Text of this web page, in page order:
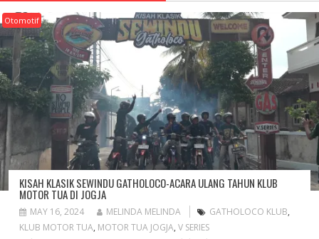
Otomotif
KISAH KLASIK SEWINDU GATHOLOCO-ACARA ULANG TAHUN KLUB
MOTOR TUA DI JOGJA
MAY 16, 2024 MELINDA MELINDA GATHOLOCO KLUB,
KLUB MOTOR TUA, MOTOR TUA JOGJA, V SERIES